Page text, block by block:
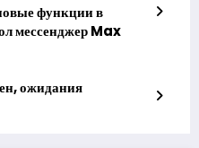
функции в
мессенджер Max
ожидания